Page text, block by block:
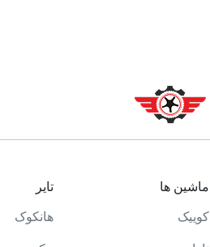
ماشین ها
کوییک
تایر
هانکوک